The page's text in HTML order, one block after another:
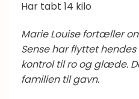
Har tabt 14 kilo
Marie Louise fortæller
Sense har flyttet
kontrol til ro og glæde.
familien til gavn.